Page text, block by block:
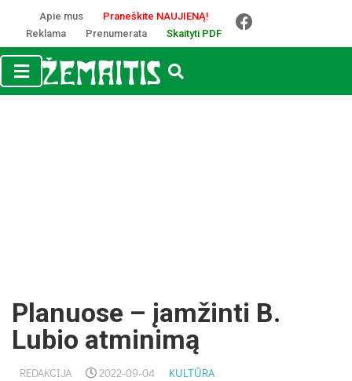
Apie mus
Praneškite NAUJIENĄ!
Reklama
Prenumerata Skaityti PDF
Planuose – įamžinti B.
Lubio atminimą
REDAKCIJA 2022-09-04 KULTŪRA